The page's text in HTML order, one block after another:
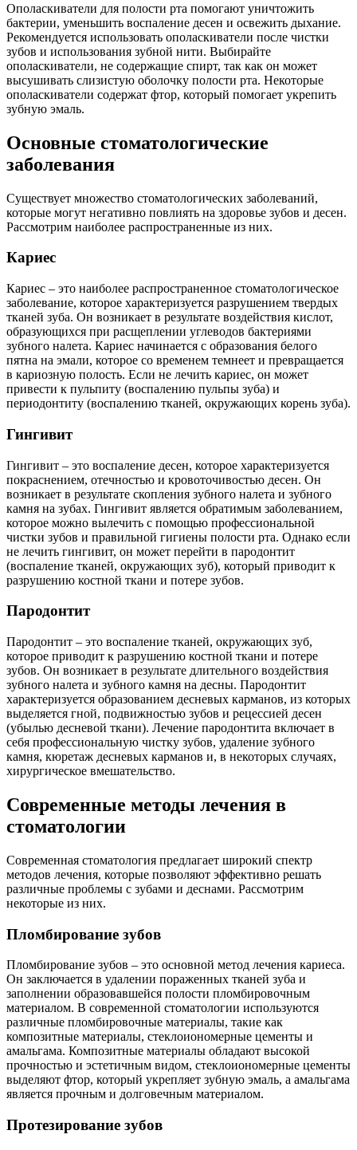
Ополаскиватели для полости рта помогают уничтожить
бактерии, уменьшить воспаление десен и освежить дыхание.
Рекомендуется использовать ополаскиватели после чистки
зубов и использования зубной нити. Выбирайте
ополаскиватели, не содержащие спирт, так как он может
высушивать слизистую оболочку полости рта. Некоторые
ополаскиватели содержат фтор, который помогает укрепить
зубную эмаль.
Основные стоматологические
заболевания
Существует множество стоматологических заболеваний,
которые могут негативно повлиять на здоровье зубов и десен.
Рассмотрим наиболее распространенные из них.
Кариес
Кариес – это наиболее распространенное стоматологическое
заболевание, которое характеризуется разрушением твердых
тканей зуба. Он возникает в результате воздействия кислот,
образующихся при расщеплении углеводов бактериями
зубного налета. Кариес начинается с образования белого
пятна на эмали, которое со временем темнеет и превращается
в кариозную полость. Если не лечить кариес, он может
привести к пульпиту (воспалению пульпы зуба) и
периодонтиту (воспалению тканей, окружающих корень зуба).
Гингивит
Гингивит – это воспаление десен, которое характеризуется
покраснением, отечностью и кровоточивостью десен. Он
возникает в результате скопления зубного налета и зубного
камня на зубах. Гингивит является обратимым заболеванием,
которое можно вылечить с помощью профессиональной
чистки зубов и правильной гигиены полости рта. Однако если
не лечить гингивит, он может перейти в пародонтит
(воспаление тканей, окружающих зуб), который приводит к
разрушению костной ткани и потере зубов.
Пародонтит
Пародонтит – это воспаление тканей, окружающих зуб,
которое приводит к разрушению костной ткани и потере
зубов. Он возникает в результате длительного воздействия
зубного налета и зубного камня на десны. Пародонтит
характеризуется образованием десневых карманов, из которых
выделяется гной, подвижностью зубов и рецессией десен
(убылью десневой ткани). Лечение пародонтита включает в
себя профессиональную чистку зубов, удаление зубного
камня, кюретаж десневых карманов и, в некоторых случаях,
хирургическое вмешательство.
Современные методы лечения в
стоматологии
Современная стоматология предлагает широкий спектр
методов лечения, которые позволяют эффективно решать
различные проблемы с зубами и деснами. Рассмотрим
некоторые из них.
Пломбирование зубов
Пломбирование зубов – это основной метод лечения кариеса.
Он заключается в удалении пораженных тканей зуба и
заполнении образовавшейся полости пломбировочным
материалом. В современной стоматологии используются
различные пломбировочные материалы, такие как
композитные материалы, стеклоиономерные цементы и
амальгама. Композитные материалы обладают высокой
прочностью и эстетичным видом, стеклоиономерные цементы
выделяют фтор, который укрепляет зубную эмаль, а амальгама
является прочным и долговечным материалом.
Протезирование зубов